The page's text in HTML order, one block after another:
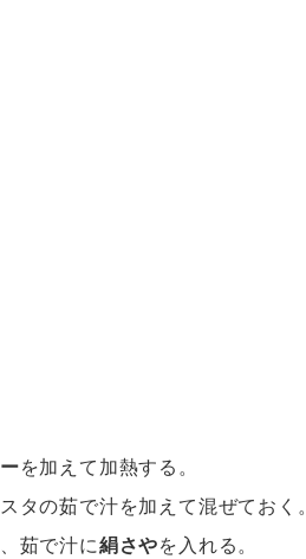
を加えて加熱する。
タの茹で汁を加えて混ぜておく。
茹で汁に絹さやを入れる。